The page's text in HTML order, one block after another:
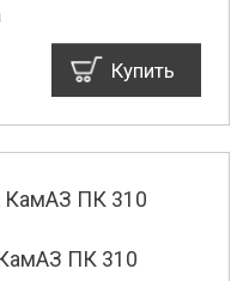
Купить
ПК 310